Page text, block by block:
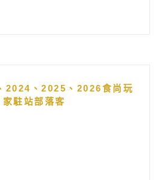
2024、2025、2026食尚玩
家駐站部落客